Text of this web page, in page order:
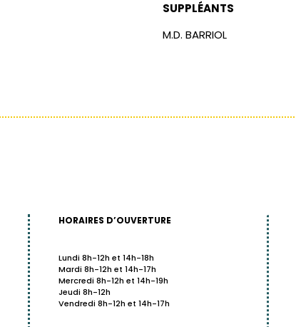
SUPPLÉANTS
M.D. BARRIOL
HORAIRES D’OUVERTURE
Lundi 8h-12h et 14h-18h
Mardi 8h-12h et 14h-17h
Mercredi 8h-12h et 14h-19h
Jeudi 8h-12h
Vendredi 8h-12h et 14h-17h